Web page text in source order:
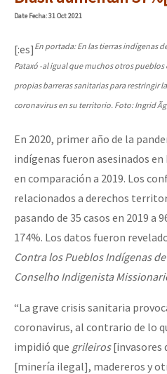
Mundo
La Sexta
AutonomÍa y Resistencia
Migración
Mujeres
Niñxs
ETIQUETAS
MULTIMEDIA
Audio
Fotorreportaje
Video
Dia 1: Encontro “Guerra contra a
“Sonhando a Terra do Bem Virá”
Se o México sabe, que o mundo
DateFecha: 31 Oct 2021
[:es] En portada: En las tierras indígenas
Pataxó -al igual que muchos otros
propias barreras sanitarias para restringir
coronavirus en su territorio. Foto: Ingrid
En 2020, primer año de la
indígenas fueron asesinados
en comparación a 2019. Los
relacionados a derechos
pasando de 35 casos en 2019 a
174%. Los datos fueron
Contra los Pueblos Indígenas
Conselho Indigenista
“La grave crisis sanitaria
coronavirus, al contrario de lo
impidió que grileiros[invasores
[minería ilegal], madereros y